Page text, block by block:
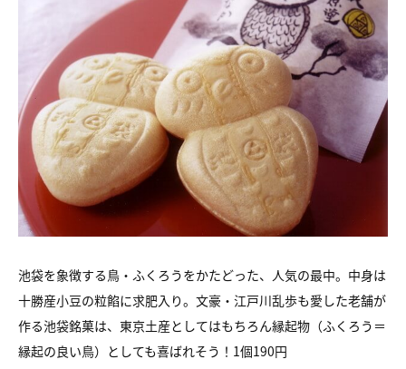
池袋を象徴する鳥・ふくろうをかたどった、人気の最中。中身は
十勝産小豆の粒餡に求肥入り。文豪・江戸川乱歩も愛した老舗が
作る池袋銘菓は、東京土産としてはもちろん縁起物（ふくろう＝
縁起の良い鳥）としても喜ばれそう！1個190円